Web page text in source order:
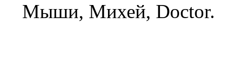
Мыши, Михей, Doctor.